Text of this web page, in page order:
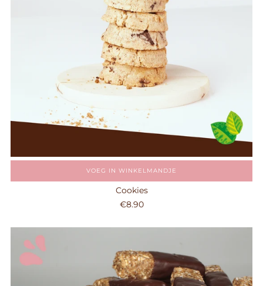
VOEG IN WINKELMANDJE
Cookies
€8.90